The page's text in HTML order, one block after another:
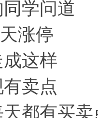
学问道
涨停
这样
卖点
都有买卖